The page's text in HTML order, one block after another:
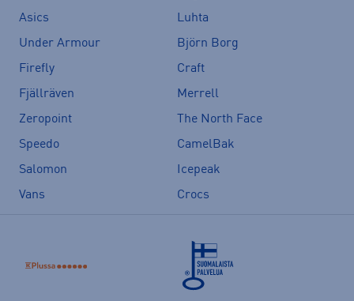
Asics
Luhta
Under Armour
Björn Borg
Firefly
Craft
Fjällräven
Merrell
Zeropoint
The North Face
Speedo
CamelBak
Salomon
Icepeak
Vans
Crocs